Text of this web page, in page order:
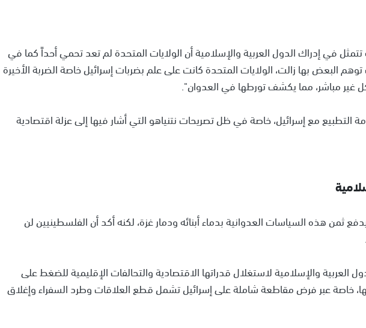
في إدراك الدول العربية والإسلامية أن الولايات المتحدة لم تعد تحمي أحداً كما في
توهم البعض بها زالت، الولايات المتحدة كانت على علم بضربات إسرائيل خاصة الضربة الأخيرة
مباشر، مما يكشف تورطها في العدوان".
التطبيع مع إسرائيل، خاصة في ظل تصريحات نتنياهو التي أشار فيها إلى عزلة اقتصادية
هذه السياسات العدوانية بدماء أبنائه ودمار غزة، لكنه أكد أن الفلسطينيين لن
العربية والإسلامية لاستغلال قدراتها الاقتصادية والتحالفات الإقليمية للضغط على
خاصة عبر فرض مقاطعة شاملة على إسرائيل تشمل قطع العلاقات وطرد السفراء وإغلاق